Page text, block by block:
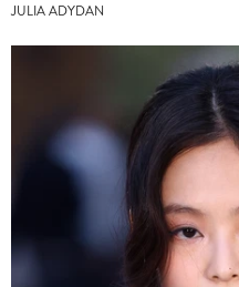
JULIA ADYDAN